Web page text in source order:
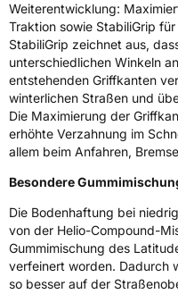
Weiterentwicklung:
Traktion sowie StabiliGrip
StabiliGrip zeichnet aus,
unterschiedlichen Winkeln
entstehenden Griffkanten
winterlichen Straßen und
Die Maximierung der
erhöhte Verzahnung im
allem beim Anfahren,
Besondere
Die Bodenhaftung bei
von der Helio-Compound-
Gummimischung des
verfeinert worden. Dadurch
so besser auf der